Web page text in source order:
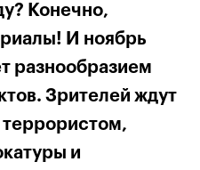
Конечно,
И ноябрь
разнообразием
Зрителей ждут
террористом,
и